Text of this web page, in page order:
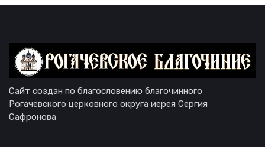
Сайт создан по благословению благочинного
Рогачевского церковного округа иерея Сергия
Сафронова